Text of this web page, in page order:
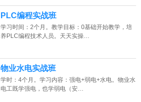
PLC编程实战班
学习时间：2个月。教学目标：0基础开始教学，培
养PLC编程技术人员。天天实操…
物业水电实战班
学时：4个月。学习内容：强电+弱电+水电。物业水
电工既学强电，也学弱电（安…